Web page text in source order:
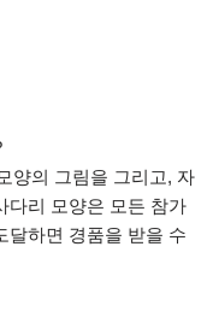
양의 그림을 그리고, 자
다리 모양은 모든 참가
달하면 경품을 받을 수